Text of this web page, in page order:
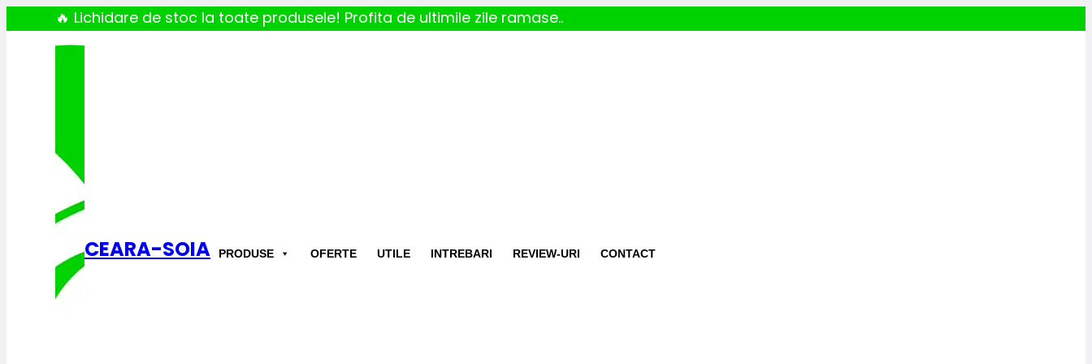
🔥 Lichidare de stoc la toate produsele! Profita de ultimile zile ramase..
CEARA-SOIA PRODUSE OFERTE UTILE INTREBARI REVIEW-URI CONTACT